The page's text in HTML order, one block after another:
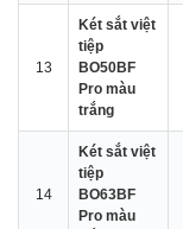
13
Két sắt việt
tiệp
BO50BF
Pro màu
trắng
14
Két sắt việt
tiệp
BO63BF
Pro màu